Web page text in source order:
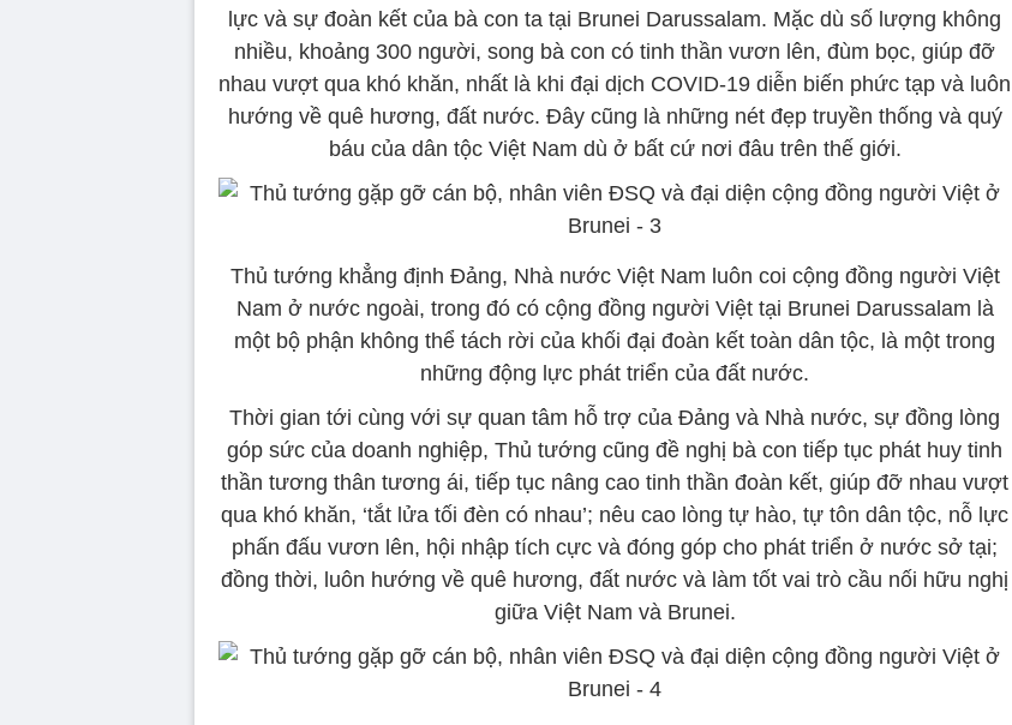
lực và sự đoàn kết của bà con ta tại Brunei Darussalam. Mặc dù số lượng không
nhiều, khoảng 300 người, song bà con có tinh thần vươn lên, đùm bọc, giúp đỡ
nhau vượt qua khó khăn, nhất là khi đại dịch COVID-19 diễn biến phức tạp và luôn
hướng về quê hương, đất nước. Đây cũng là những nét đẹp truyền thống và quý
báu của dân tộc Việt Nam dù ở bất cứ nơi đâu trên thế giới.
Thủ tướng khẳng định Đảng, Nhà nước Việt Nam luôn coi cộng đồng người Việt
Nam ở nước ngoài, trong đó có cộng đồng người Việt tại Brunei Darussalam là
một bộ phận không thể tách rời của khối đại đoàn kết toàn dân tộc, là một trong
những động lực phát triển của đất nước.
Thời gian tới cùng với sự quan tâm hỗ trợ của Đảng và Nhà nước, sự đồng lòng
góp sức của doanh nghiệp, Thủ tướng cũng đề nghị bà con tiếp tục phát huy tinh
thần tương thân tương ái, tiếp tục nâng cao tinh thần đoàn kết, giúp đỡ nhau vượt
qua khó khăn, ‘tắt lửa tối đèn có nhau’; nêu cao lòng tự hào, tự tôn dân tộc, nỗ lực
phấn đấu vươn lên, hội nhập tích cực và đóng góp cho phát triển ở nước sở tại;
đồng thời, luôn hướng về quê hương, đất nước và làm tốt vai trò cầu nối hữu nghị
giữa Việt Nam và Brunei.